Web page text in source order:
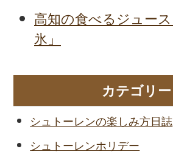
高知の食べるジュー
氷」
カテゴリー
シュトーレンの楽しみ方日誌
シュトーレンホリデー